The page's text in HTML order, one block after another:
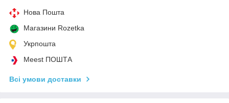
Нова Пошта
Магазини Rozetka
Укрпошта
Meest ПОШТА
Всі умови доставки